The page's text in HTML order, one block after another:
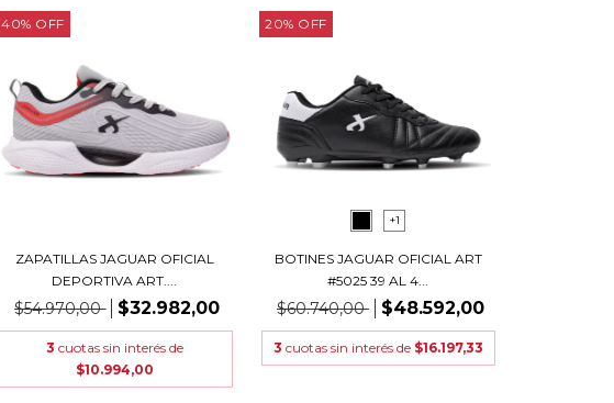
40% OFF
ZAPATILLAS JAGUAR OFICIAL
DEPORTIVA ART....
$54.970,00 $32.982,00
3 cuotas sin interés de
$10.994,00
20% OFF
+1
BOTINES JAGUAR OFICIAL ART
#5025 39 AL 4...
$60.740,00 $48.592,00
3 cuotas sin interés de $16.197,33